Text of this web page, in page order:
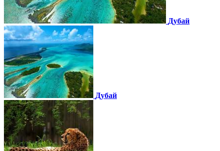
Дубай
Дубай